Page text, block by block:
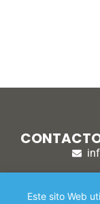
Este sito Web